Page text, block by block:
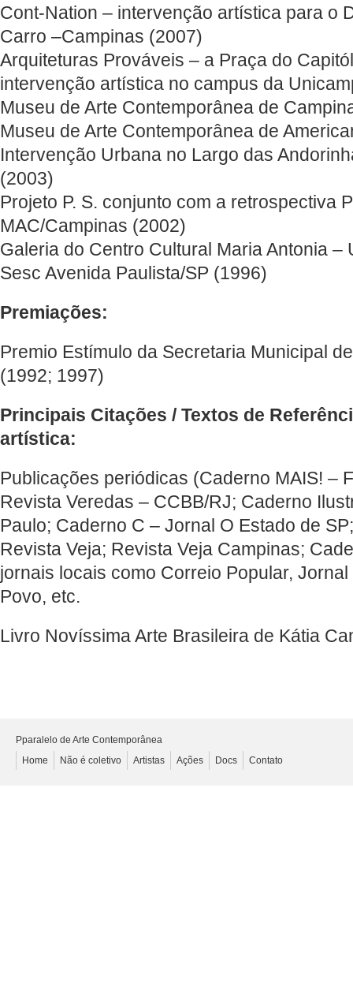
Cont-Nation – intervenção artística para o
Carro –Campinas (2007)
Arquiteturas Prováveis – a Praça do
intervenção artística no campus da
Museu de Arte Contemporânea de
Museu de Arte Contemporânea de
Intervenção Urbana no Largo das
(2003)
Projeto P. S. conjunto com a retrospectiva
MAC/Campinas (2002)
Galeria do Centro Cultural Maria Antonia –
Sesc Avenida Paulista/SP (1996)
Premiações:
Premio Estímulo da Secretaria Municipal
(1992; 1997)
Principais Citações / Textos de
artística:
Publicações periódicas (Caderno MAIS! –
Revista Veredas – CCBB/RJ; Caderno
Paulo; Caderno C – Jornal O Estado de
Revista Veja; Revista Veja Campinas;
jornais locais como Correio Popular,
Povo, etc.
Livro Novíssima Arte Brasileira de Kátia
Pparalelo de Arte Contemporânea
Home
Não é coletivo Artistas Ações Docs Contato